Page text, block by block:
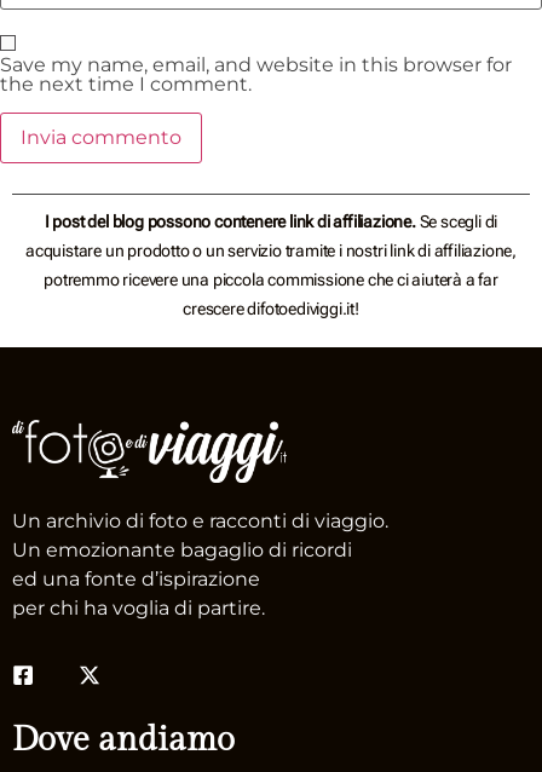
Save my name, email, and website in this browser for
the next time I comment.
I post del blog possono contenere link di affiliazione.Se scegli di
acquistare un prodotto o un servizio tramite i nostri link di affiliazione,
potremmo ricevere una piccola commissione che ci aiuterà a far
crescere difotoediviggi.it!
Un archivio di foto e racconti di viaggio.
Un emozionante bagaglio di ricordi
ed una fonte d’ispirazione
per chi ha voglia di partire.
Dove andiamo